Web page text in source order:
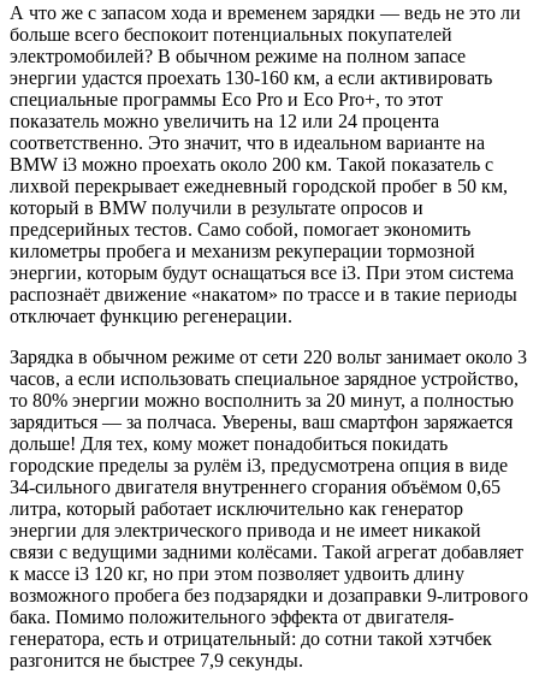
А что же с запасом хода и временем зарядки — ведь не это ли
больше всего беспокоит потенциальных покупателей
электромобилей? В обычном режиме на полном запасе
энергии удастся проехать 130-160 км, а если активировать
специальные программы Eco Pro и Eco Pro+, то этот
показатель можно увеличить на 12 или 24 процента
соответственно. Это значит, что в идеальном варианте на
BMW i3 можно проехать около 200 км. Такой показатель с
лихвой перекрывает ежедневный городской пробег в 50 км,
который в BMW получили в результате опросов и
предсерийных тестов. Само собой, помогает экономить
километры пробега и механизм рекуперации тормозной
энергии, которым будут оснащаться все i3. При этом система
распознаёт движение «накатом» по трассе и в такие периоды
отключает функцию регенерации.
Зарядка в обычном режиме от сети 220 вольт занимает около 3
часов, а если использовать специальное зарядное устройство,
то 80% энергии можно восполнить за 20 минут, а полностью
зарядиться — за полчаса. Уверены, ваш смартфон заряжается
дольше! Для тех, кому может понадобиться покидать
городские пределы за рулём i3, предусмотрена опция в виде
34-сильного двигателя внутреннего сгорания объёмом 0,65
литра, который работает исключительно как генератор
энергии для электрического привода и не имеет никакой
связи с ведущими задними колёсами. Такой агрегат добавляет
к массе i3 120 кг, но при этом позволяет удвоить длину
возможного пробега без подзарядки и дозаправки 9-литрового
бака. Помимо положительного эффекта от двигателя-
генератора, есть и отрицательный: до сотни такой хэтчбек
разгонится не быстрее 7,9 секунды.